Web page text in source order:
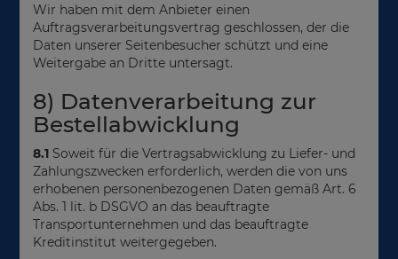
Wir haben mit dem Anbieter einen
Auftragsverarbeitungsvertrag geschlossen, der die
Daten unserer Seitenbesucher schützt und eine
Weitergabe an Dritte untersagt.
8) Datenverarbeitung zur
Bestellabwicklung
8.1 Soweit für die Vertragsabwicklung zu Liefer- und
Zahlungszwecken erforderlich, werden die von uns
erhobenen personenbezogenen Daten gemäß Art. 6
Abs. 1 lit. b DSGVO an das beauftragte
Transportunternehmen und das beauftragte
Kreditinstitut weitergegeben.